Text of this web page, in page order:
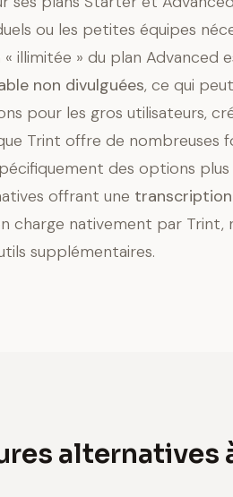
ou les petites équipes
illimitée » du plan Advanced
non divulguées, ce qui
pour les gros utilisateurs,
Trint offre de nombreuses
des options
offrant une transcription
charge nativement par Trint,
supplémentaires.
alternatives